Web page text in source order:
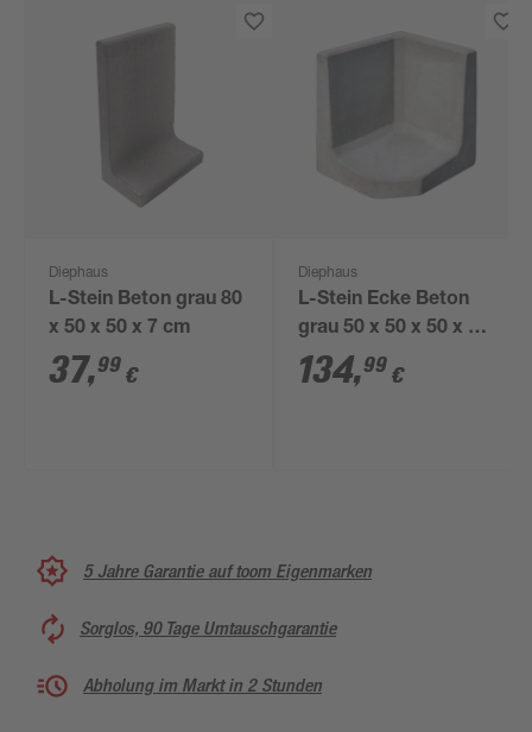
Diephaus
L-Stein Beton grau 80
x 50 x 50 x 7 cm
37,99 €
Diephaus
L-Stein Ecke Beton
grau 50 x 50 x 50 x 7
cm
134,99 €
5 Jahre Garantie auf toom Eigenmarken
Sorglos, 90 Tage Umtauschgarantie
Abholung im Markt in 2 Stunden